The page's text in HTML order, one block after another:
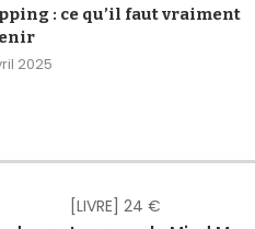
: ce qu’il faut vraiment
2025
[LIVRE] 24 €